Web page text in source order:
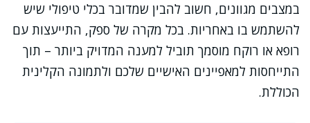
במצבים מגוונים, חשוב להבין שמדובר בכלי טיפולי שיש
להשתמש בו באחריות. בכל מקרה של ספק, התייעצות עם
רופא או רוקח מוסמך תוביל למענה המדויק ביותר – תוך
התייחסות למאפיינים האישיים שלכם ולתמונה הקלינית
הכוללת.